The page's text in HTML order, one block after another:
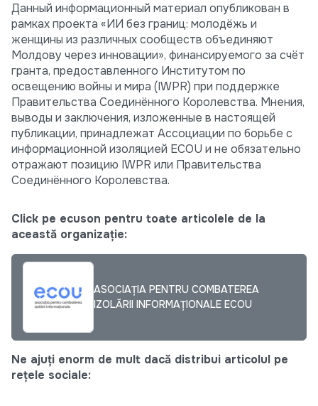
Данный информационный материал опубликован в
рамках проекта «ИИ без границ: молодёжь и
женщины из различных сообществ объединяют
Молдову через инновации», финансируемого за счёт
гранта, предоставленного Институтом по
освещению войны и мира (IWPR) при поддержке
Правительства Соединённого Королевства. Мнения,
выводы и заключения, изложенные в настоящей
публикации, принадлежат Ассоциации по борьбе с
информационной изоляцией ECOU и не обязательно
отражают позицию IWPR или Правительства
Соединённого Королевства.
Click pe ecuson pentru toate articolele de la
această organizație:
ASOCIAȚIA PENTRU COMBATEREA
IZOLĂRII INFORMAȚIONALE ECOU
Ne ajuți enorm de mult dacă distribui articolul pe
rețele sociale: